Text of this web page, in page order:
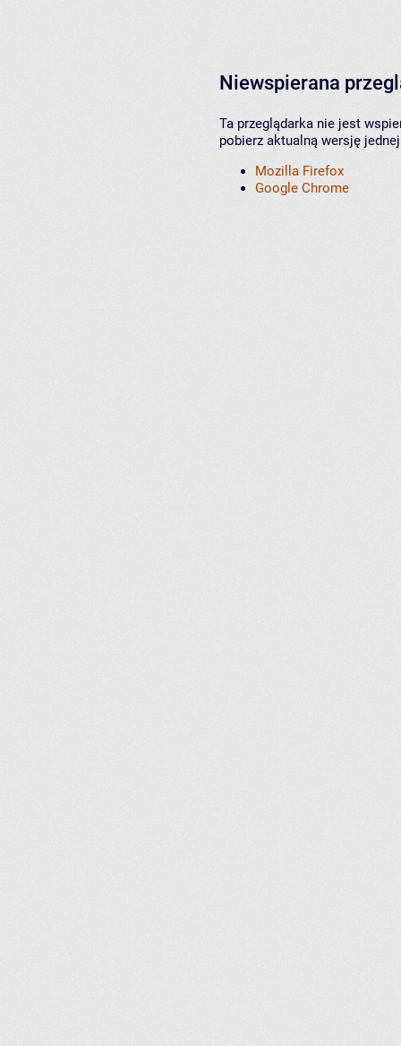
Niewspierana
Ta przeglądarka nie jest
pobierz aktualną wersję
Mozilla Firefox
Google Chrome